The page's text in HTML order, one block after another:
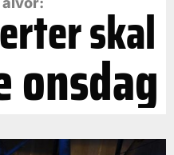
skal
onsdag